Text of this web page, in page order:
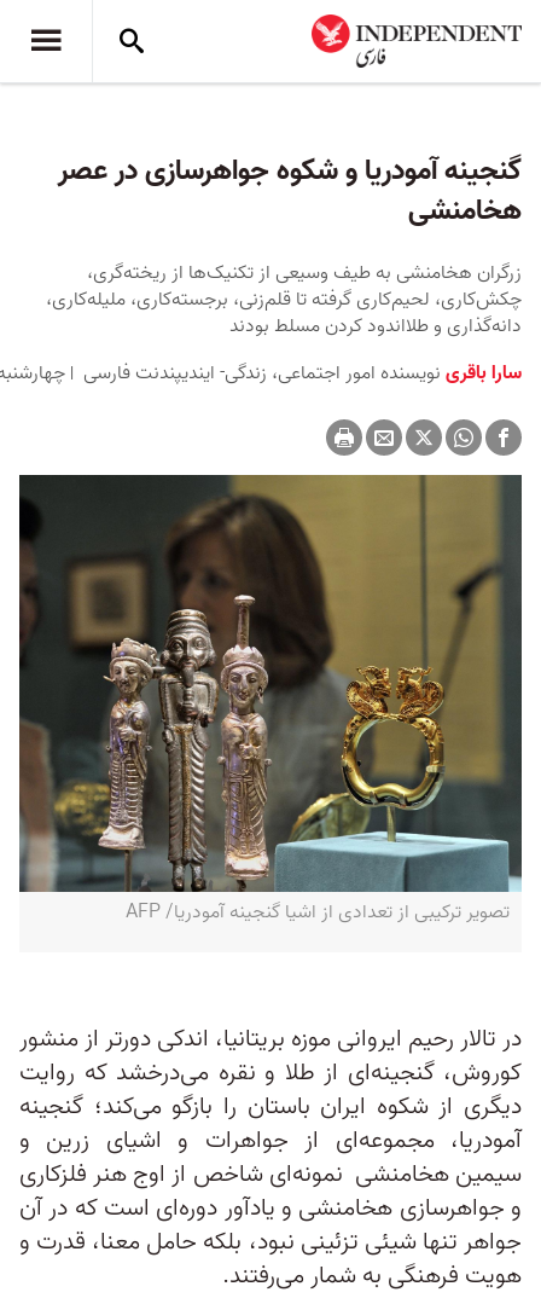
گنجینه آمودریا و شکوه جواهرسازی در عصر
هخامنشی
زرگران هخامنشی به طیف وسیعی از تکنیک‌ها از ریخته‌گری،
چکش‌کاری، لحیم‌کاری گرفته تا قلم‌زنی، برجسته‌کاری، ملیله‌کاری،
دانه‌گذاری و طلااندود کردن مسلط بودند
سارا باقرینویسنده امور اجتماعی، زندگی- ایندیپندنت فارسی چهارشنبه ۲۳ اردیبهشت ۱۴۰۵ برابر با ۱۳ مه
تصویر ترکیبی از تعدادی از اشیا گنجینه آمودریا/ AFP
در تالار رحیم ایروانی موزه بریتانیا، اندکی دورتر از منشور
کوروش، گنجینه‌ای از طلا و نقره می‌درخشد که روایت
دیگری از شکوه ایران باستان را بازگو می‌کند؛ گنجینه
آمودریا، مجموعه‌ای از جواهرات و اشیای زرین و
سیمین هخامنشی نمونه‌ای شاخص از اوج هنر فلزکاری
و جواهرسازی هخامنشی و یادآور دوره‌ای است که در آن
جواهر تنها شیئی تزئینی نبود، بلکه حامل معنا، قدرت و
هویت فرهنگی به شمار می‌رفتند.